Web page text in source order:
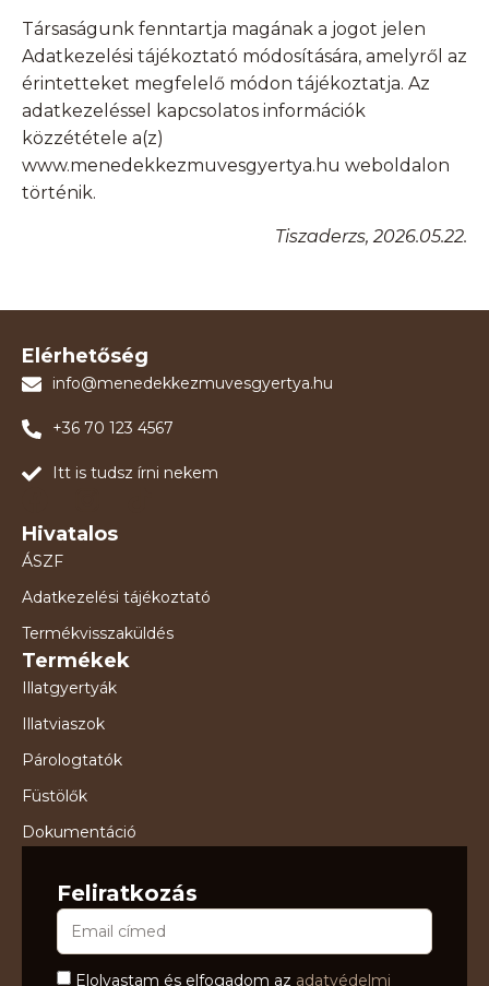
Társaságunk fenntartja magának a jogot jelen
Adatkezelési tájékoztató módosítására, amelyről az
érintetteket megfelelő módon tájékoztatja. Az
adatkezeléssel kapcsolatos információk
közzététele a(z)
www.menedekkezmuvesgyertya.hu weboldalon
történik.
Tiszaderzs, 2026.05.22.
Elérhetőség
info@menedekkezmuvesgyertya.hu
+36 70 123 4567
Itt is tudsz írni nekem
Hivatalos
ÁSZF
Adatkezelési tájékoztató
Termékvisszaküldés
Termékek
Illatgyertyák
Illatviaszok
Párologtatók
Füstölők
Dokumentáció
Feliratkozás
Elolvastam és elfogadom az adatvédelmi